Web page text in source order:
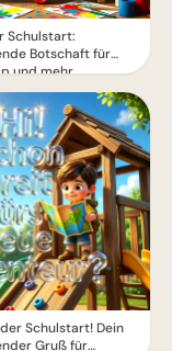
Schulstart:
Botschaft für
und mehr
Schulstart! Dein
Gruß für